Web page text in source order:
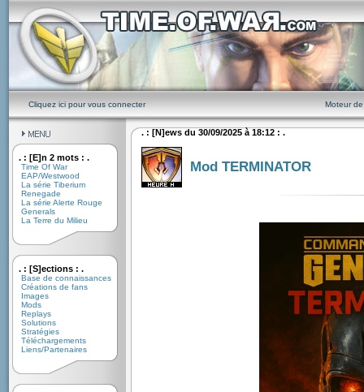
Cliquez ici pour vous connecter Moteur
. : [E]n 2 mots : .
Time Of War
EAP/Westwood
La série Tiberium
Renegade
La série Alerte Rouge
Generals
La Terre du Milieu
. : [S]ections : .
Base de connaissances
Créations de fans
Images
Mods
Replays
Solutions
Stratégies
Téléchargements
Liens/Partenaires
. : [N]ews du 30/09/2025 à 18:12 : .
Mod TERMINATOR